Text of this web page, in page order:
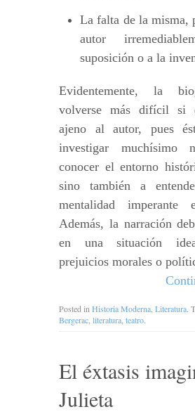
La falta de la misma,
autor
suposición o a la
Evidentemente, la
volverse más difícil si
ajeno al autor, pues
investigar muchísimo
conocer el entorno
sino también a
mentalidad imperante
Además, la narración
en una situación
prejuicios morales o
Posted in Historia Moderna Literatura.
Bergerac literatura teatro.
El éxtasis
Julieta